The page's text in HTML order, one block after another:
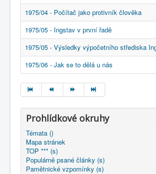
1975/04 - Počítač jako protivník člověka
1975/05 - Ingstav v první řadě
1975/05 - Výsledky výpočetního střediska
1975/06 - Jak se to dělá u nás
Prohlídkové okruhy
Témata ()
Mapa stránek
TOP *** (s)
Populárně psané články (s)
Pamětnické vzpomínky (s)